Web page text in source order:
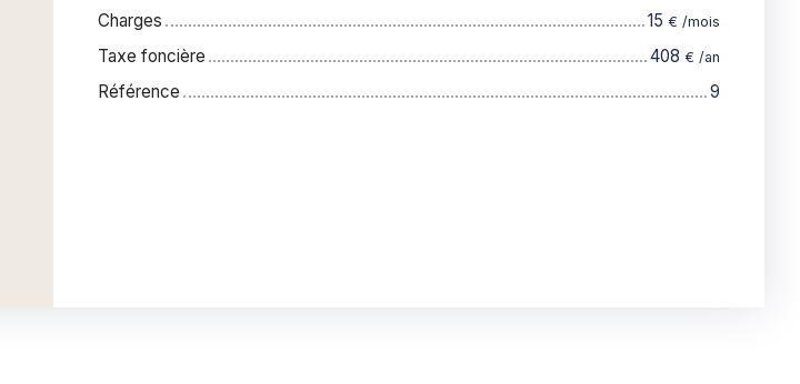
Charges
15 € /mois
Taxe foncière 408 € /an
Référence 9